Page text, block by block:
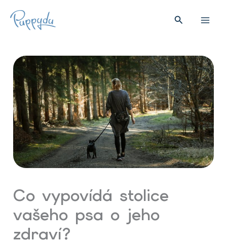
obsah
Hledat
Co vypovídá stolice
vašeho psa o jeho
zdraví?